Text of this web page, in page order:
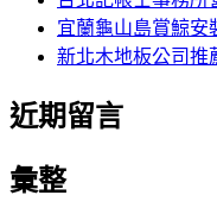
宜蘭龜山島賞鯨安
新北木地板公司推
近期留言
彙整